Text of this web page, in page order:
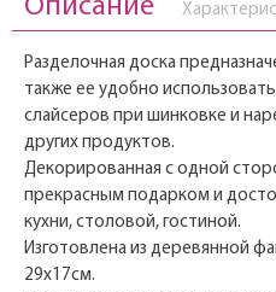
Описание
Разделочная доска
также ее удобно
слайсеров при шинковке и
других продуктов.
Декорированная с одной
прекрасным подарком и
кухни, столовой, гостиной.
Изготовлена из деревянной
29х17см.